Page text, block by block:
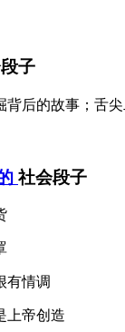
子
背后的故事；舌
社会段子
有情调
上帝创造